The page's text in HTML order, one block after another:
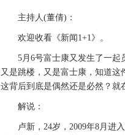
主持人(董倩)：
欢迎收看《新闻1+1》。
5月6号富士康又发生了一起员
又是跳楼，又是富士康，知道
这背后到底是偶然还是必然？就
解说：
卢新，24岁，2009年8月进入